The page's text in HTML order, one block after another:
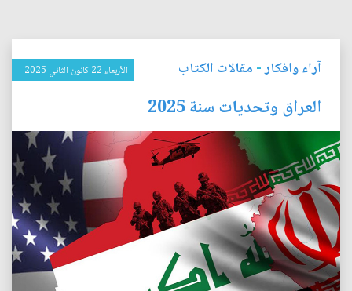
آراء وافكار- مقالات الكتاب الأربعاء 22 كانون الثاني 2025
العراق وتحديات سنة 2025